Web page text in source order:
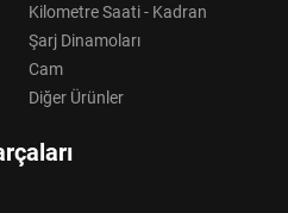
Kilometre Saati - Kadran
Şarj Dinamoları
Cam
Diğer Ürünler